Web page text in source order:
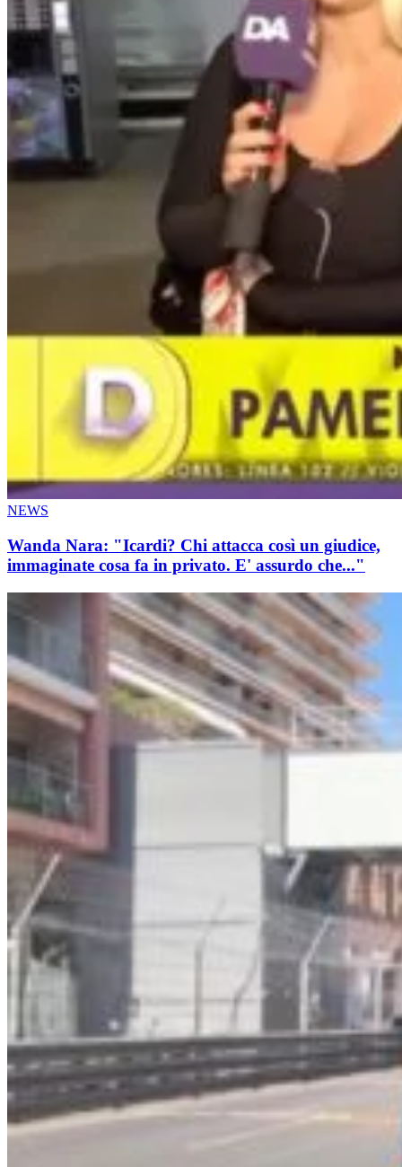
NEWS
Wanda Nara: "Icardi? Chi attacca così un giudice,
immaginate cosa fa in privato. E' assurdo che..."